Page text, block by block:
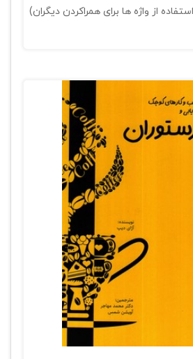
از واژه ها برای همراکردن دیگران)